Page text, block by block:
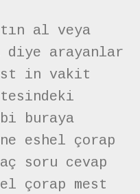
al veya
diye arayanlar
in vakit
buraya
eshel çorap
soru cevap
çorap mest